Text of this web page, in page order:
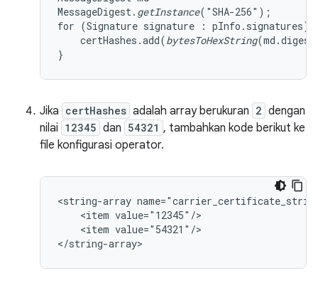
MessageDigest. getInstance("SHA-256");
for (Signature signature : pInfo.signatures)
    certHashes.add(
bytesToHexString
}
Jika certHashes adalah array berukuran 2 dengan
nilai 12345 dan 54321 , tambahkan kode berikut ke
file konfigurasi operator.
<string-array
    <item value="12345"/>
    <item value="54321"/>
</string-array>